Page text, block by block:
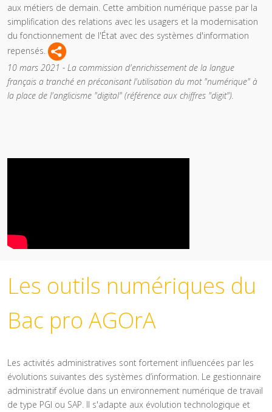
aux métiers de demain. Cette ambition numérique passe par la
simplification des relations avec les usagers et la modernisation
du fonctionnement de l'État avec des systèmes d'information
repensés.
10 mars 2021 - La commission d'enrichissement de la langue
français a tranché en préconisant l'utilisation du mot "numérique" à
la place de l'anglicisme "digital" (référence aux chiffres "digit").
Les outils numériques du
Bac pro AGOrA
Les activités administratives sont fortement influencées par les
évolutions suivantes des systèmes d’information. Le gestionnaire
administratif évolue dans un environnement numérique de travail
de type PGI ou SAP. Il s'adapte aux évolution technologique et